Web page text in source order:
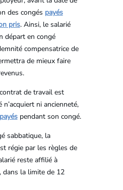
des congés payés
pris. Ainsi, le salarié
départ en congé
compensatrice de
de mieux faire
de travail est
ni ancienneté,
pendant son congé.
sabbatique, la
régie par les règles de
reste affilié à
dans la limite de 12